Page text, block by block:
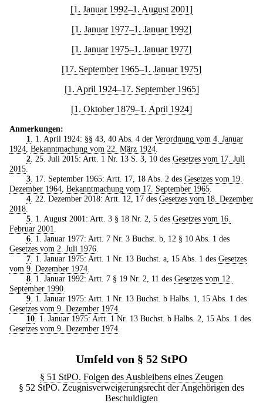
[1. Januar 1992–1. August 2001]
[1. Januar 1977–1. Januar 1992]
[1. Januar 1975–1. Januar 1977]
[17. September 1965–1. Januar 1975]
[1. April 1924–17. September 1965]
[1. Oktober 1879–1. April 1924]
Anmerkungen:
1
. 1. April 1924: §§ 43, 40 Abs. 4 der Verordnung vom 4. Januar
1924 Bekanntmachung vom 22. März 1924
2. 25. Juli 2015: Artt. 1 Nr. 13 S. 3, 10 des Gesetzes vom 17. Juli
2015
3. 17. September 1965: Artt. 17, 18 Abs. 2 des Gesetzes vom 19.
Dezember 1964 Bekanntmachung vom 17. September 1965
4. 22. Dezember 2018: Artt. 12, 17 des Gesetzes vom 18. Dezember
2018
5. 1. August 2001: Artt. 3 § 18 Nr. 2, 5 des Gesetzes vom 16.
Februar 2001
6. 1. Januar 1977: Artt. 7 Nr. 3 Buchst. b, 12 § 10 Abs. 1 des
Gesetzes vom 2. Juli 1976
7. 1. Januar 1975: Artt. 1 Nr. 13 Buchst. a, 15 Abs. 1 des Gesetzes
vom 9. Dezember 1974
8. 1. Januar 1992: Artt. 7 § 19 Nr. 2, 11 des Gesetzes vom 12.
September 1990
9. 1. Januar 1975: Artt. 1 Nr. 13 Buchst. b Halbs. 1, 15 Abs. 1 des
Gesetzes vom 9. Dezember 1974
10. 1. Januar 1975: Artt. 1 Nr. 13 Buchst. b Halbs. 2, 15 Abs. 1 des
Gesetzes vom 9. Dezember 1974
Umfeld von § 52 StPO
§ 51 StPO. Folgen des Ausbleibens eines Zeugen
§ 52 StPO. Zeugnisverweigerungsrecht der Angehörigen des
Beschuldigten